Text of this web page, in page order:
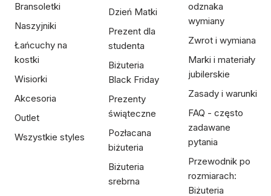
Bransoletki
Naszyjniki
Łańcuchy na
kostki
Wisiorki
Akcesoria
Outlet
Wszystkie styles
Dzień Matki
Prezent dla
studenta
Biżuteria
Black Friday
Prezenty
świąteczne
Pozłacana
biżuteria
Biżuteria
srebrna
odznaka
wymiany
Zwrot i wymiana
Marki i materiały
jubilerskie
Zasady i warunki
FAQ - często
zadawane
pytania
Przewodnik po
rozmiarach:
Biżuteria